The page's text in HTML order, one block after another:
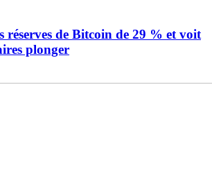
réserves de Bitcoin de 29 % et voit
plonger